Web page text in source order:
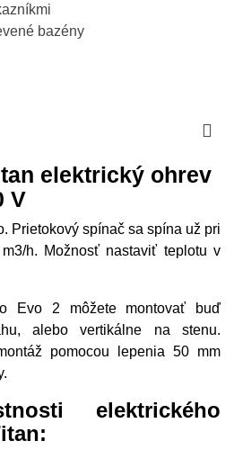
elektrický ohrev
V
Prietokový spínač sa spína už pri
h. Možnosť nastaviť teplotu v
Evo 2 môžete montovať buď
alebo vertikálne na stenu.
pomocou lepenia 50 mm
elektrického